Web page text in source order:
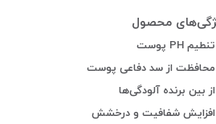
تنطیم PH پوست
محافظت از سد دفاعی پوست
از بین برنده آلودگی‌ها
افزایش شفافیت و درخشش